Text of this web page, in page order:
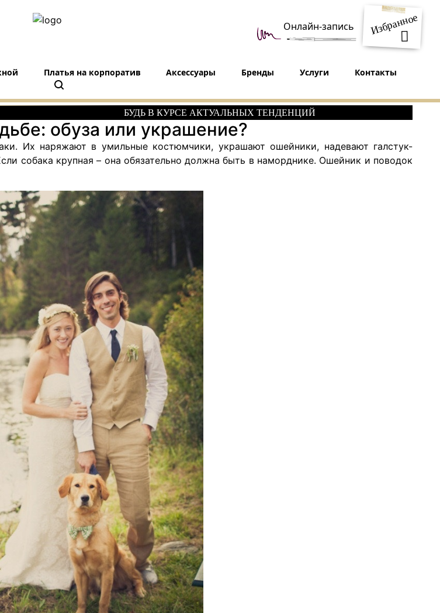
Избранное
Онлайн-запись
Платья на корпоратив Аксессуары Бренды Услуги Контакты
БУДЬ В КУРСЕ АКТУАЛЬНЫХ ТЕНДЕНЦИЙ
обуза или украшение?
Их наряжают в умильные костюмчики, украшают ошейники, надевают галстук-
собака крупная – она обязательно должна быть в наморднике. Ошейник и поводок